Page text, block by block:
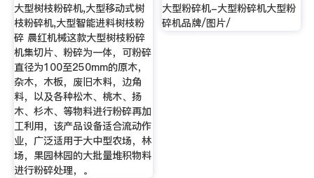
大型树枝粉碎机,大型移动式树
枝粉碎机,大型智能进料树枝粉
碎 晨红机械这款大型树枝粉碎
机集切片、粉碎为一体，可粉碎
直径为100至250mm的原木，
杂木，木板，废旧木料，边角
料，以及各种松木、桃木、扬
木、杉木、等物料进行粉碎再加
工利用，该产品设备适合流动作
业，广泛适用于大中型农场，林
场，果园林园的大批量堆积物料
进行粉碎处理，。
大型粉碎机-大型粉碎机大型粉
碎机品牌/图片/